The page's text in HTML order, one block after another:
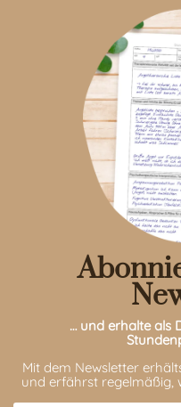
… und erhalte als
Mit dem Newsletter
und erfährst regelmäßig,